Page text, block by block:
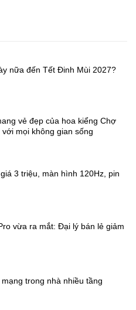
nữa đến Tết Đinh Mùi 2027?
vẻ đẹp của hoa kiểng Chợ
mọi không gian sống
3 triệu, màn hình 120Hz, pin